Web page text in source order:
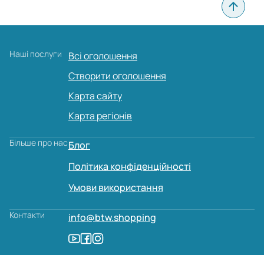
полягає в тому, що розмістити оголошення Павлоград
дозволяє швидко знайти потрібну пропозицію, будь то
нові товари чи бу речі, а фільтри та пошук допомагають
зекономити час.
Для новачків передбачений розділ FAQ, де детально
описані кроки від реєстрації до моменту, коли ви зможете
фотографії. Все зроблено максимально просто: навіть ті,
Основні категорії для розміщення
BTW Shopping охоплює всі напрями, які затребувані
серед жителів Павлограда. На дошці доступні такі
Наші послуги
Всі оголошення
Створити оголошення
Карта сайту
Карта регіонів
Більше про насБлог
Політика конфіденційності
Умови використання
Контакти info@btw.shopping